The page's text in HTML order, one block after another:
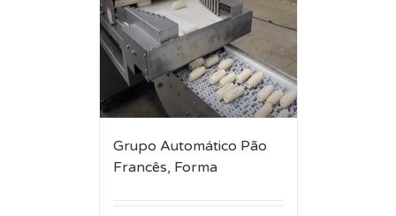
Grupo Automático Pão
Francês, Forma